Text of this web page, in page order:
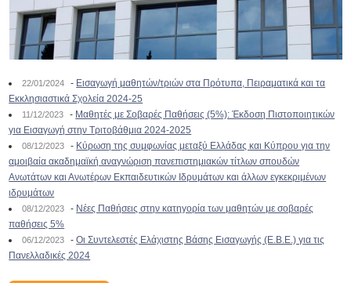
22/01/2024 - Εισαγωγή μαθητών/τριών στα Πρότυπα, Πειραματικά και τα
Εκκλησιαστικά Σχολεία 2024-25
11/12/2023 - Μαθητές με Σοβαρές Παθήσεις (5%): Έκδοση Πιστοποιητικών
για Εισαγωγή στην Τριτοβάθμια 2024-2025
08/12/2023 - Κύρωση της συμφωνίας μεταξύ Ελλάδας και Κύπρου για την
αμοιβαία ακαδημαϊκή αναγνώριση πανεπιστημιακών τίτλων σπουδών
Ανωτάτων και Ανωτέρων Εκπαιδευτικών Ιδρυμάτων και άλλων εγκεκριμένων
ιδρυμάτων
08/12/2023 - Νέες Παθήσεις στην κατηγορία των μαθητών με σοβαρές
παθήσεις 5%
06/12/2023 -Οι Συντελεστές Ελάχιστης Βάσης Εισαγωγής (Ε.Β.Ε.) για τις
Πανελλαδικές 2024